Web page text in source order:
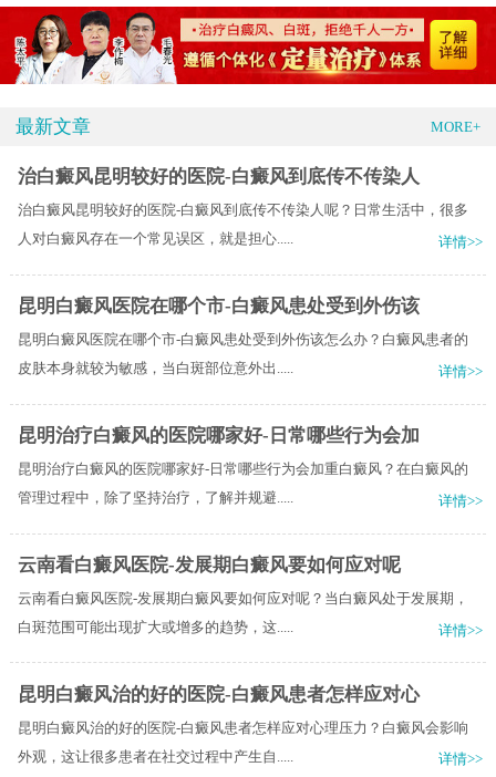
最新文章 MORE+
治白癜风昆明较好的医院-白癜风到底传不传染人
治白癜风昆明较好的医院-白癜风到底传不传染人呢？日常生活中，很多
人对白癜风存在一个常见误区，就是担心.....
详情>>
昆明白癜风医院在哪个市-白癜风患处受到外伤该
昆明白癜风医院在哪个市-白癜风患处受到外伤该怎么办？白癜风患者的
皮肤本身就较为敏感，当白斑部位意外出.....
详情>>
昆明治疗白癜风的医院哪家好-日常哪些行为会加
昆明治疗白癜风的医院哪家好-日常哪些行为会加重白癜风？在白癜风的
管理过程中，除了坚持治疗，了解并规避.....
详情>>
云南看白癜风医院-发展期白癜风要如何应对呢
云南看白癜风医院-发展期白癜风要如何应对呢？当白癜风处于发展期，
白斑范围可能出现扩大或增多的趋势，这.....
详情>>
昆明白癜风治的好的医院-白癜风患者怎样应对心
昆明白癜风治的好的医院-白癜风患者怎样应对心理压力？白癜风会影响
外观，这让很多患者在社交过程中产生自.....
详情>>